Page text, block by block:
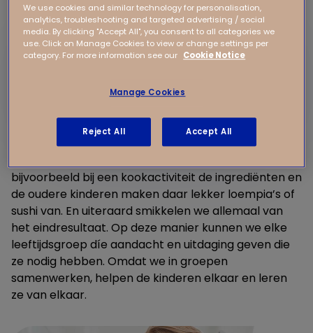
Samenwerken in groepen
bijvoorbeeld bij een kookactiviteit de ingrediënten en
de oudere kinderen maken daar lekker loempia’s of
sushi van. En uiteraard smikkelen we allemaal van
het eindresultaat. Op deze manier kunnen we elke
leeftijdsgroep díe aandacht en uitdaging geven die
ze nodig hebben. Omdat we in groepen
samenwerken, helpen de kinderen elkaar en leren
ze van elkaar.
We use cookies and similar technology for personalisation,
analytics, troubleshooting and targeted advertising / social
media. By clicking "Accept All", you consent to all categories we
use. Click on Manage Cookies to view or change settings per
category. For more information see our Cookie Notice
Manage Cookies
Reject All Accept All